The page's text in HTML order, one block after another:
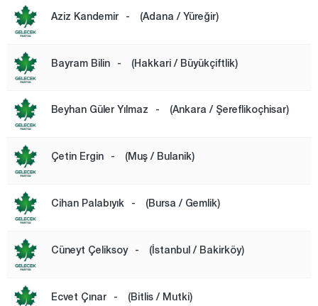
Elazığ
Erzincan
Erzurum
Gaziantep
Gümüşhane
Hakkari
Hatay
Iğdır
Isparta
Kahramanmaraş
Aziz Kandemir - (Adana / Yüreğir)
Bayram Bilin - (Hakkari / Büyükçiftlik)
Beyhan Güler Yılmaz - (Ankara / Şereflikoçhisar)
Çetin Ergin - (Muş / Bulanik)
Cihan Palabıyık - (Bursa / Gemlik)
Cüneyt Çeliksoy - (İstanbul / Bakirköy)
Ecvet Çınar - (Bitlis / Mutki)